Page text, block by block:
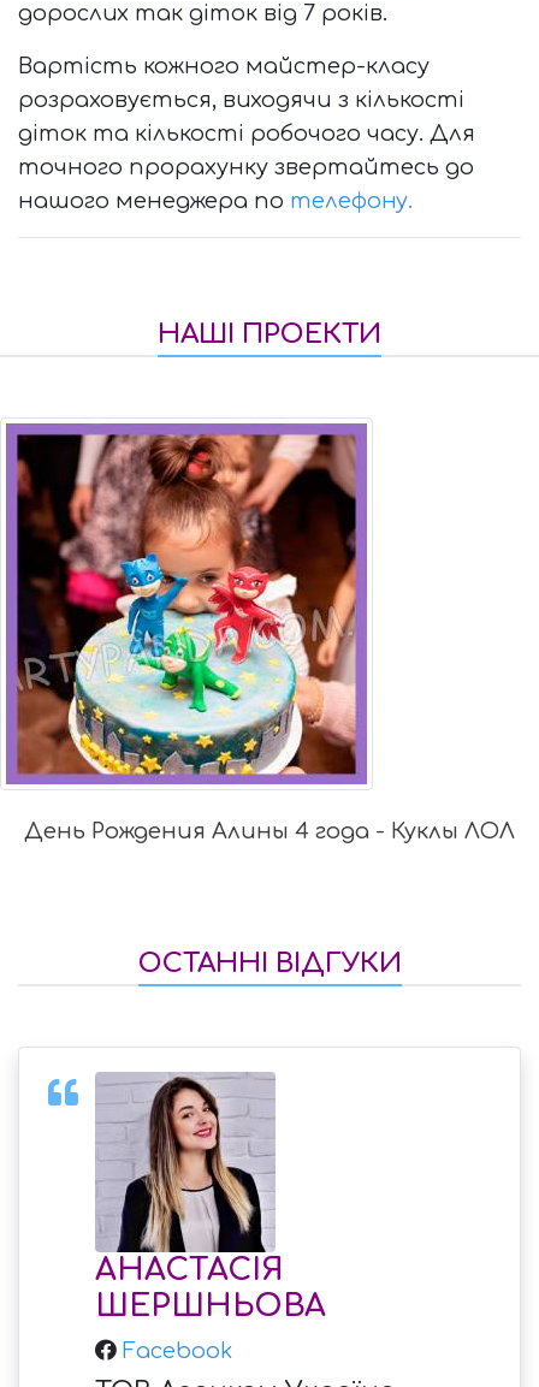
дорослих так діток від 7 років.
Вартість кожного майстер-класу
розраховується, виходячи з кількості
діток та кількості робочого часу. Для
точного прорахунку звертайтесь до
нашого менеджера по телефону.
НАШІ ПРОЕКТИ
День Рождения Алины 4 года - Куклы ЛОЛ
ОСТАННІ ВІДГУКИ
АНАСТАСІЯ
ШЕРШНЬОВА
Facebook